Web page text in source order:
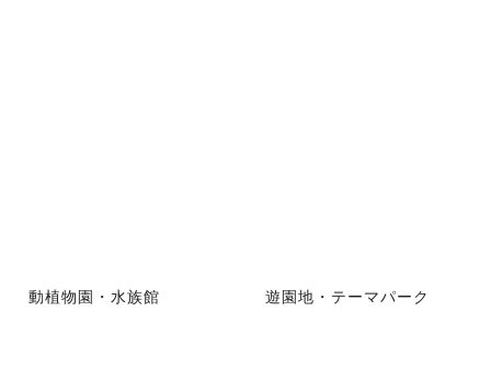
動植物園・水族館 遊園地・テーマパーク